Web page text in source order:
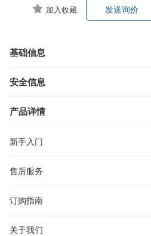
加入收藏 发送询价
基础信息
安全信息
产品详情
新手入门
售后服务
订购指南
关于我们